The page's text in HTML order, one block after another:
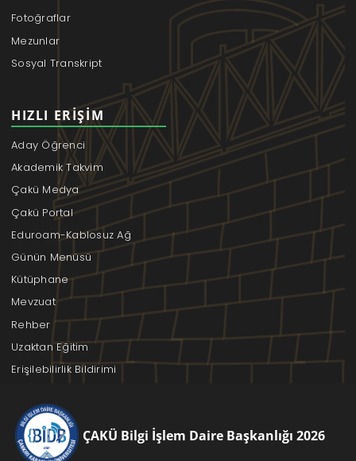
Fotoğraflar
Mezunlar
Sosyal Transkript
HIZLI ERIŞIM
Aday Öğrenci
Akademik Takvim
Çakü Medya
Çakü Portal
Eduroam-Kablosuz Ağ
Günün Menüsü
Kütüphane
Mevzuat
Rehber
Uzaktan Eğitim
Erişilebilirlik Bildirimi
ÇAKÜ Bilgi İşlem Daire Başkanlığı 2026